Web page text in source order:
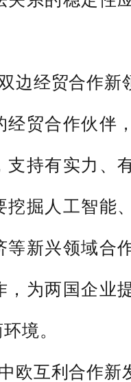
边经贸合作新
经贸合作伙伴
支持有实力、
挖掘人工智能
等新兴领域合
，为两国企业
境。
欧互利合作新